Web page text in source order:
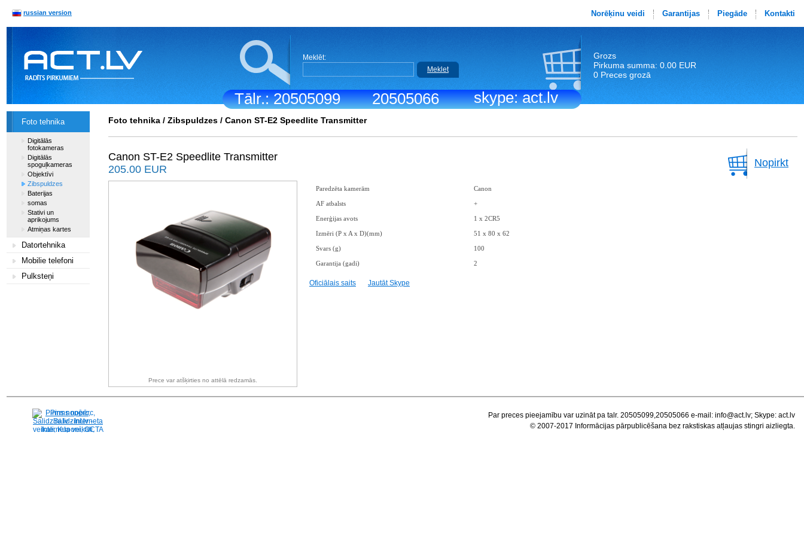
Tālr.: 20505099 20505066 skype: act.lv
russian version Norēķinu veidi Garantijas Piegāde Kontakti
Meklēt:
Meklet
Grozs
Pirkuma summa: 0.00 EUR
0 Preces grozā
Foto tehnika
Digitālās
fotokameras
Digitālās
spoguļkameras
Objektīvi
Zibspuldzes
Baterijas
somas
Stativi un
aprikojums
Atmiņas kartes
Datortehnika
Mobilie telefoni
Pulksteņi
Foto tehnika / Zibspuldzes / Canon ST-E2 Speedlite Transmitter
Canon ST-E2 Speedlite Transmitter
205.00 EUR
Nopirkt
Prece var atšķirties no attēlā redzamās.
Paredzēta kamerām Canon
AF atbalsts +
Enerģijas avots 1 x 2CR5
Izmēri (P x A x D)(mm) 51 x 80 x 62
Svars (g) 100
Garantija (gadi) 2
Oficiālais saits Jautāt Skype
Pirms nopērc,
Salidzini.lv - Interneta
veikali, Kuponi, OCTA
Par preces pieejamību var uzināt pa talr. 20505099,20505066 e-mail: info@act.lv; Skype: act.lv
© 2007-2017 Informācijas pārpublicēšana bez rakstiskas atļaujas stingri aizliegta.